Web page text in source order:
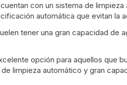
con un sistema de
automática que evitan la
tener una gran capacidad de
opción para aquellos que
limpieza automático y gran